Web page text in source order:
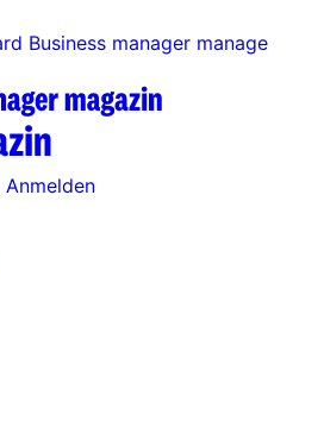
Business manager manage
Anmelden